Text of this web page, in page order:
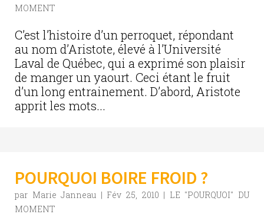
MOMENT
C’est l’histoire d’un perroquet, répondant
au nom d’Aristote, élevé à l’Université
Laval de Québec, qui a exprimé son plaisir
de manger un yaourt. Ceci étant le fruit
d’un long entrainement. D’abord, Aristote
apprit les mots...
POURQUOI BOIRE FROID ?
par Marie Janneau | Fév 25, 2010 | LE "POURQUOI" DU
MOMENT